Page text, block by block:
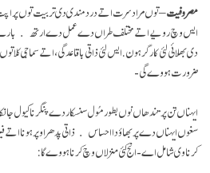
مصروفیت– توں مراد سرت اتے درد مندی دی تربیت توں
ایس وچ رویے اتے مختلف طراں دے عمل دے ارتھ بارے
دی بھلائی لئی کارگر ہون. ایس لئی ذاتی با قاعدگی ، اتے سماجی
ضرورت ہووے گی-
ایہناں تن پرتندھاں نوں بطور مُول سنسکار دے پنگرنا کیول
سغوں ایہناں دے پربھاؤ دا احساس ذاتی پدھر اوپر ہونا اتے
کرنا وی شامل اے- انج کئی منزلاں وچ کرنا ہووے گا: